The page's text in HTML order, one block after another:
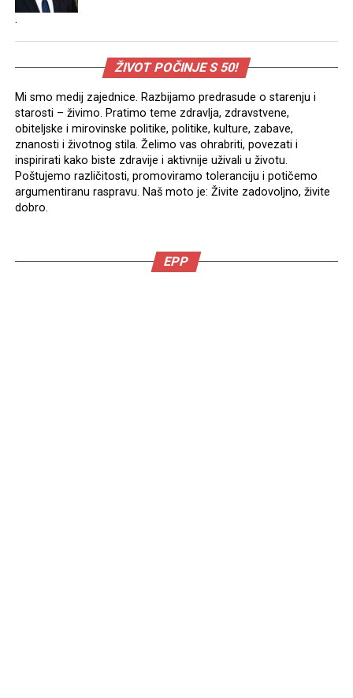
.
ŽIVOT POČINJE S 50!
Mi smo medij zajednice. Razbijamo predrasude o starenju i
starosti – živimo. Pratimo teme zdravlja, zdravstvene,
obiteljske i mirovinske politike, politike, kulture, zabave,
znanosti i životnog stila. Želimo vas ohrabriti, povezati i
inspirirati kako biste zdravije i aktivnije uživali u životu.
Poštujemo različitosti, promoviramo toleranciju i potičemo
argumentiranu raspravu. Naš moto je: Živite zadovoljno, živite
dobro.
EPP